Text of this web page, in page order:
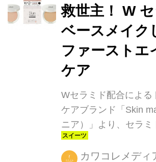
救世主！ W
ベースメイク
ファーストエ
ケア
Wセラミド配合による
ケアブランド「Skin
ニア）」より、セラミ
ライン「セラミド パウ
ション 00 ピンクオー
カワコレメディ